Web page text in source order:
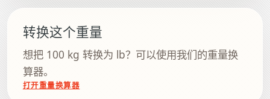
转换这个重量
想把 100 kg 转换为 lb？可以使用我们的重量换
算器。
打开重量换算器